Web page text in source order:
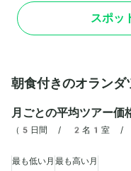
の観光客が訪れます。32
敷地を持つ公園には世界最
あり、なんと700万株以
なかを散策できます。チュ
モネや水仙、ヒヤシンス、
ネーションなどの植物があ
を楽しむことができます。
スポッ
朝食付きのオランダ
月ごとの平均ツアー価
（ 5日間 / 2名1室 / お
最も低い月 最も高い月